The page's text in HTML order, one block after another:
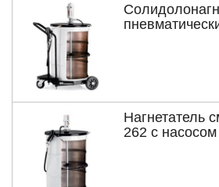
243 с
Нагнетатель
262 с